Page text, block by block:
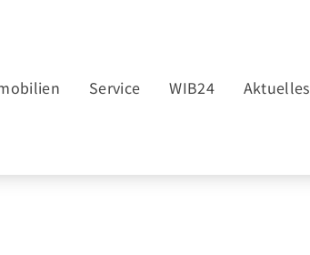
Service WIB24 Aktuelles